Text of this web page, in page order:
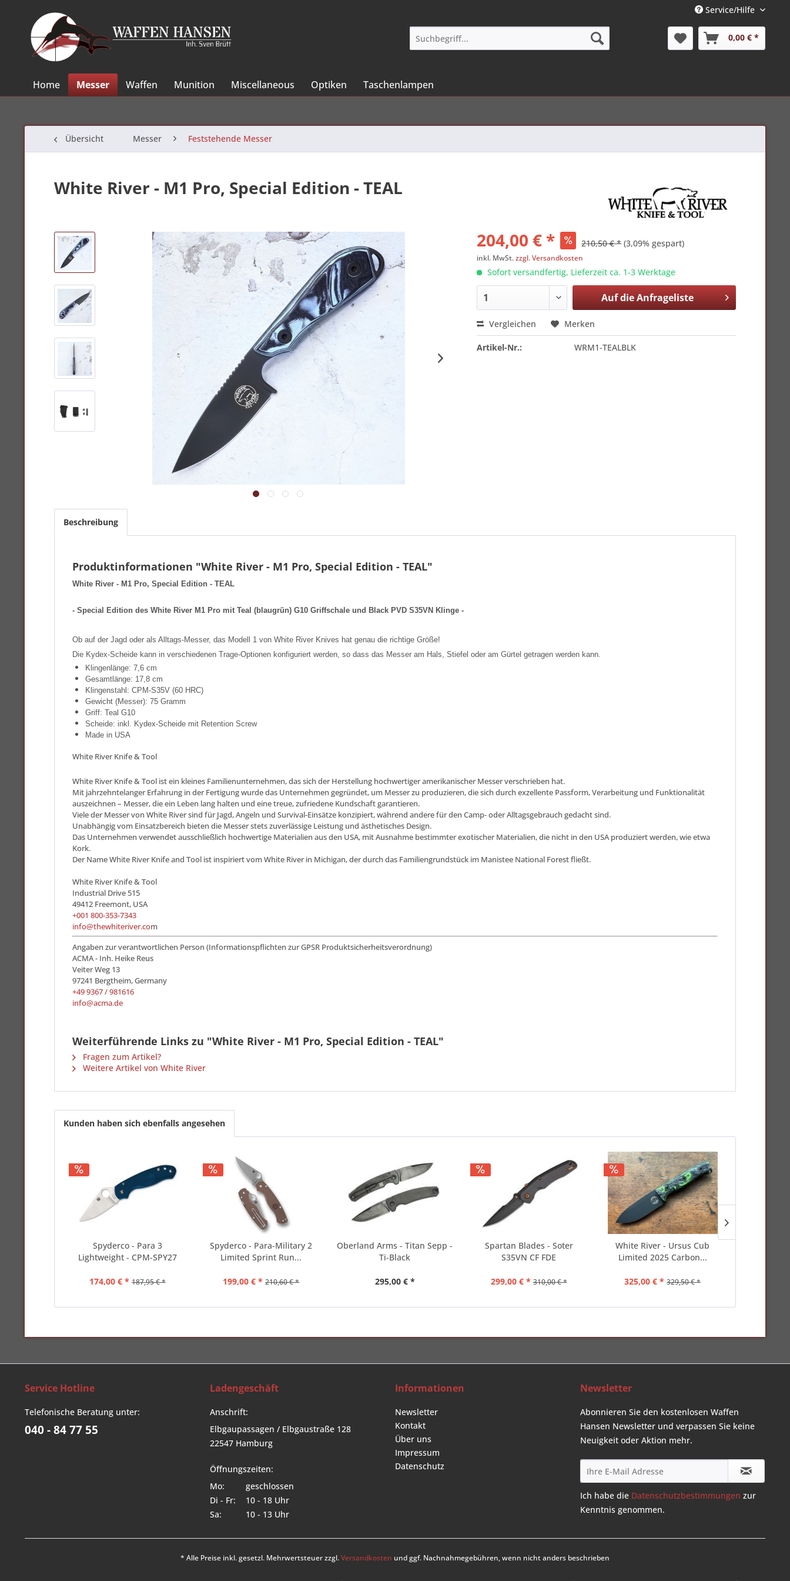
Service/Hilfe
0,00 € *
Home Messer Waffen Munition Miscellaneous Optiken Taschenlampen
Übersicht Messer Feststehende Messer
White River - M1 Pro, Special Edition - TEAL
204,00 € * 210,50 € * (3,09% gespart)
inkl. MwSt.zzgl. Versandkosten
Sofort versandfertig, Lieferzeit ca. 1-3 Werktage
Auf dieAnfrageliste
Vergleichen Merken
Artikel-Nr.: WRM1-TEALBLK
Beschreibung
Produktinformationen "White River - M1 Pro, Special Edition - TEAL"
White River - M1 Pro, Special Edition - TEAL
- Special Edition des White River M1 Pro mit Teal (blaugrün) G10 Griffschale und Black PVD S35VN Klinge -
Ob auf der Jagd oder als Alltags-Messer, das Modell 1 von White River Knives hat genau die richtige Größe!
Die Kydex-Scheide kann in verschiedenen Trage-Optionen konfiguriert werden, so dass das Messer am Hals, Stiefel oder am Gürtel getragen werden kann.
Klingenlänge: 7,6 cm
Gesamtlänge: 17,8 cm
Klingenstahl: CPM-S35V (60 HRC)
Gewicht (Messer): 75 Gramm
Griff: Teal G10
Scheide: inkl. Kydex-Scheide mit Retention Screw
Made in USA
White River Knife & Tool
White River Knife & Tool ist ein kleines Familienunternehmen, das sich der Herstellung hochwertiger amerikanischer Messer verschrieben hat.
Mit jahrzehntelanger Erfahrung in der Fertigung wurde das Unternehmen gegründet, um Messer zu produzieren, die sich durch exzellente Passform, Verarbeitung und Funktionalität
auszeichnen – Messer, die ein Leben lang halten und eine treue, zufriedene Kundschaft garantieren.
Viele der Messer von White River sind für Jagd, Angeln und Survival-Einsätze konzipiert, während andere für den Camp- oder Alltagsgebrauch gedacht sind.
Unabhängig vom Einsatzbereich bieten die Messer stets zuverlässige Leistung und ästhetisches Design.
Das Unternehmen verwendet ausschließlich hochwertige Materialien aus den USA, mit Ausnahme bestimmter exotischer Materialien, die nicht in den USA produziert werden, wie etwa
Kork.
Der Name White River Knife and Tool ist inspiriert vom White River in Michigan, der durch das Familiengrundstück im Manistee National Forest fließt.
White River Knife & Tool
Industrial Drive 515
49412 Freemont, USA
+001 800-353-7343
info@thewhiteriver.com
Angaben zur verantwortlichen Person (Informationspflichten zur GPSR Produktsicherheitsverordnung)
ACMA - Inh. Heike Reus
Veiter Weg 13
97241 Bergtheim, Germany
+49 9367 / 981616
info@acma.de
Weiterführende Links zu "White River - M1 Pro, Special Edition - TEAL"
Fragen zum Artikel?
Weitere Artikel von White River
Kunden haben sich ebenfalls angesehen
Spyderco - Para 3
Lightweight - CPM-SPY27
174,00 € * 187,95 € *
Spyderco - Para-Military 2
Limited Sprint Run...
199,00 € * 210,60 € *
Oberland Arms - Titan Sepp -
Ti-Black
295,00 € *
Spartan Blades - Soter
S35VN CF FDE
299,00 € * 310,00 € *
White River - Ursus Cub
Limited 2025 Carbon...
325,00 € * 329,50 € *
Service Hotline
Telefonische Beratung unter:
040 - 84 77 55
Ladengeschäft
Anschrift:
Elbgaupassagen / Elbgaustraße 128
22547 Hamburg
Öffnungszeiten:
Mo:
geschlossen
Di - Fr:
10 - 18 Uhr
Sa:
10 - 13 Uhr
Informationen
Newsletter
Kontakt
Über uns
Impressum
Datenschutz
Newsletter
Abonnieren Sie den kostenlosen Waffen
Hansen Newsletter und verpassen Sie keine
Neuigkeit oder Aktion mehr.
Ich habe die Datenschutzbestimmungen zur
Kenntnis genommen.
* Alle Preise inkl. gesetzl. Mehrwertsteuer zzgl.Versandkosten und ggf. Nachnahmegebühren, wenn nicht anders beschrieben